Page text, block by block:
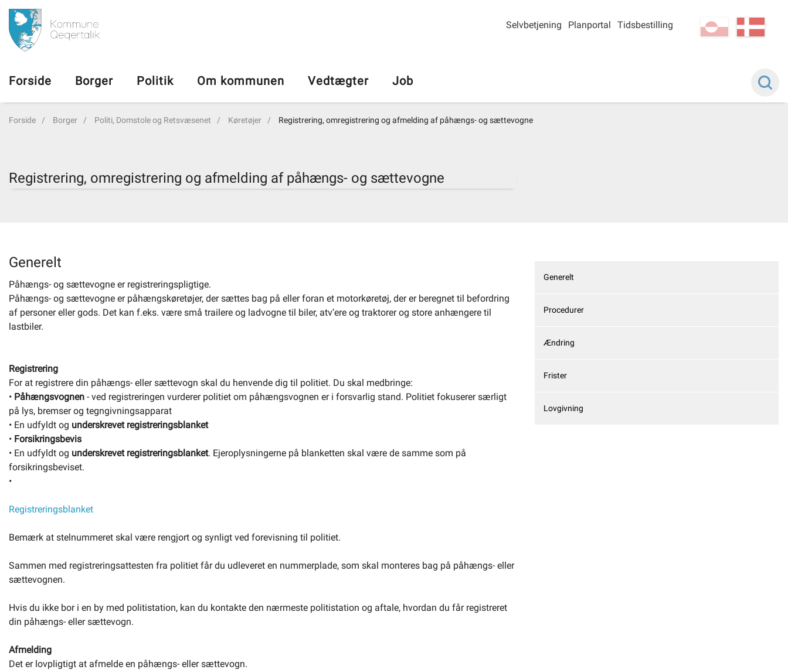
Om kommunen
Selvbetjening
Planportal
Tidsbestilling
kl-GL
Selvbetjening Planportal Tidsbestilling
Forside Borger Politik Om kommunen Vedtægter Job
Forside Borger Politi, Domstole og Retsvæsenet Køretøjer Registrering, omregistrering og afmelding af påhængs- og sættevogne
Registrering, omregistrering og afmelding af påhængs- og sættevogne
Generelt
Påhængs- og sættevogne er registreringspligtige.
Påhængs- og sættevogne er påhængskøretøjer, der sættes bag på eller foran et motorkøretøj, der er beregnet til befordring
af personer eller gods. Det kan f.eks. være små trailere og ladvogne til biler, atv’ere og traktorer og store anhængere til
lastbiler.
Registrering
For at registrere din påhængs- eller sættevogn skal du henvende dig til politiet. Du skal medbringe:
• Påhængsvognen - ved registreringen vurderer politiet om påhængsvognen er i forsvarlig stand. Politiet fokuserer særligt
på lys, bremser og tegngivningsapparat
• En udfyldt og underskrevet registreringsblanket
• Forsikringsbevis
• En udfyldt og underskrevet registreringsblanket. Ejeroplysningerne på blanketten skal være de samme som på
forsikringsbeviset.
•
Registreringsblanket
Bemærk at stelnummeret skal være rengjort og synligt ved forevisning til politiet.
Sammen med registreringsattesten fra politiet får du udleveret en nummerplade, som skal monteres bag på påhængs- eller
sættevognen.
Hvis du ikke bor i en by med politistation, kan du kontakte den nærmeste politistation og aftale, hvordan du får registreret
din påhængs- eller sættevogn.
Afmelding
Det er lovpligtigt at afmelde en påhængs- eller sættevogn.
Generelt
Procedurer
Ændring
Frister
Lovgivning